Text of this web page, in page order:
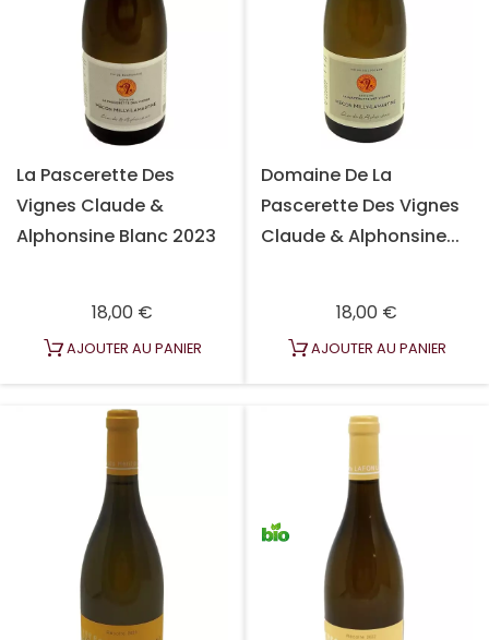
La Pascerette Des
Vignes Claude &
Alphonsine Blanc 2023
18,00 €
AJOUTER AU PANIER
Domaine De La
Pascerette Des Vignes
Claude & Alphonsine...
18,00 €
AJOUTER AU PANIER